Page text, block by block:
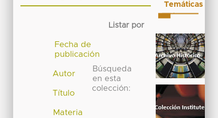
Listar por
Fecha de
publicación
Autor
Título
Materia
Búsqueda
en esta
colección:
Temáticas